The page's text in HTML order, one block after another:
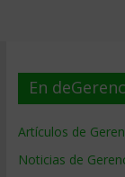
En
Artículos de
Noticias de